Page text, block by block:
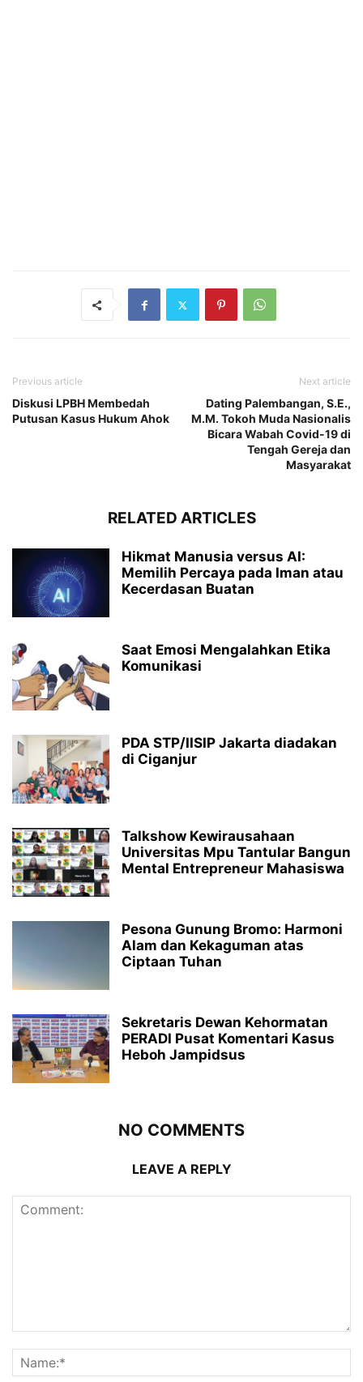
Previous article
Diskusi LPBH Membedah
Putusan Kasus Hukum Ahok
Next article
Dating Palembangan, S.E.,
M.M. Tokoh Muda Nasionalis
Bicara Wabah Covid-19 di
Tengah Gereja dan
Masyarakat
RELATED ARTICLES
Hikmat Manusia versus AI:
Memilih Percaya pada Iman atau
Kecerdasan Buatan
Saat Emosi Mengalahkan Etika
Komunikasi
PDA STP/IISIP Jakarta diadakan
di Ciganjur
Talkshow Kewirausahaan
Universitas Mpu Tantular Bangun
Mental Entrepreneur Mahasiswa
Pesona Gunung Bromo: Harmoni
Alam dan Kekaguman atas
Ciptaan Tuhan
Sekretaris Dewan Kehormatan
PERADI Pusat Komentari Kasus
Heboh Jampidsus
NO COMMENTS
LEAVE A REPLY